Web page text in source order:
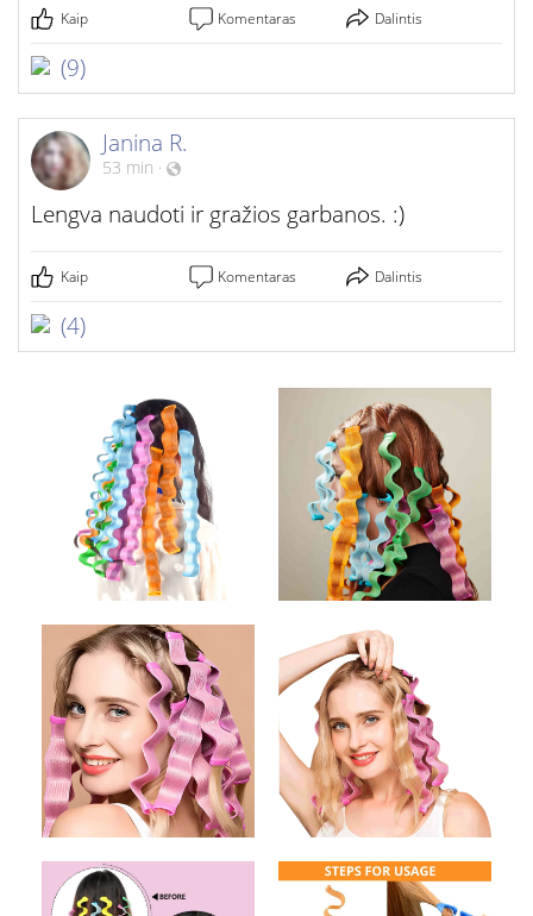
Kaip Komentaras Dalintis
(9)
Janina R.
53 min ·
Lengva naudoti ir gražios garbanos. :)
Kaip Komentaras Dalintis
(4)